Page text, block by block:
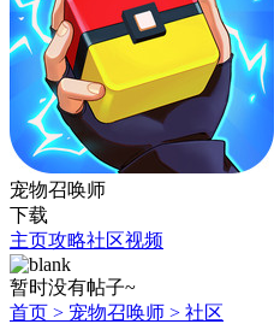
宠物召唤师
下载
主页攻略社区视频
暂时没有帖子~
首页 > 宠物召唤师 > 社区